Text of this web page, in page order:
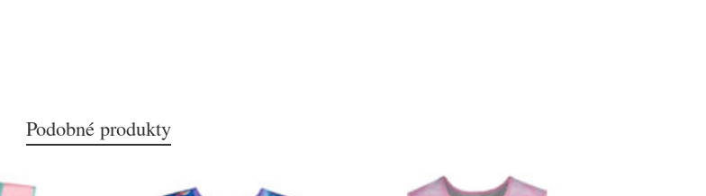
Podobné produkty